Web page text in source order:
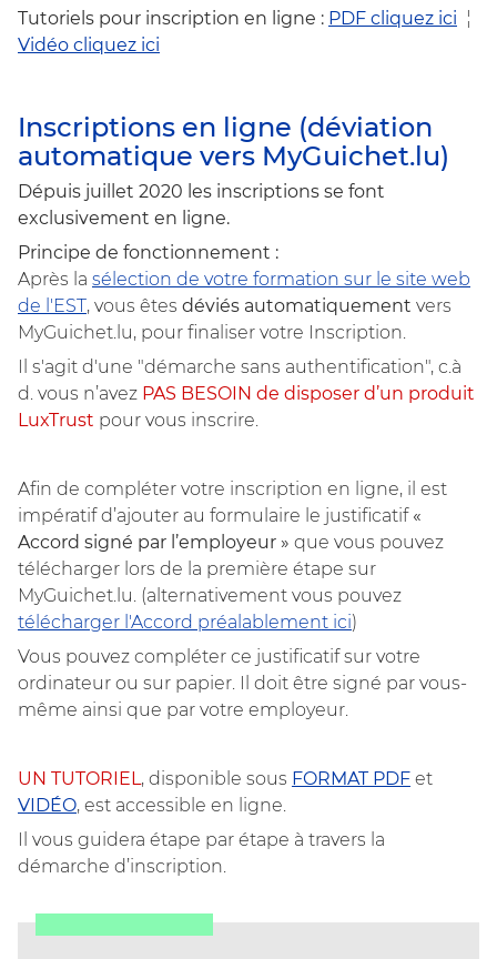
Tutoriels pour inscription en ligne : PDF cliquez ici ¦
Vidéo cliquez ici
Inscriptions en ligne (déviation
automatique vers MyGuichet.lu)
Dépuis juillet 2020 les inscriptions se font
exclusivement en ligne.
Principe de fonctionnement :
Après la sélection de votre formation sur le site web
de l'EST, vous êtes déviés automatiquement vers
MyGuichet.lu, pour finaliser votre Inscription.
Il s'agit d'une "démarche sans authentification", c.à
d. vous n’avez PAS BESOIN de disposer d’un produit
LuxTrust pour vous inscrire.
Afin de compléter votre inscription en ligne, il est
impératif d’ajouter au formulaire le justificatif «
Accord signé par l’employeur » que vous pouvez
télécharger lors de la première étape sur
MyGuichet.lu. (alternativement vous pouvez
télécharger l'Accord préalablement ici)
Vous pouvez compléter ce justificatif sur votre
ordinateur ou sur papier. Il doit être signé par vous-
même ainsi que par votre employeur.
UN TUTORIEL, disponible sous FORMAT PDF et
VIDÉO, est accessible en ligne.
Il vous guidera étape par étape à travers la
démarche d’inscription.